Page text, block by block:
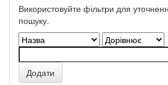
Використовуйте фільтри для
пошуку.